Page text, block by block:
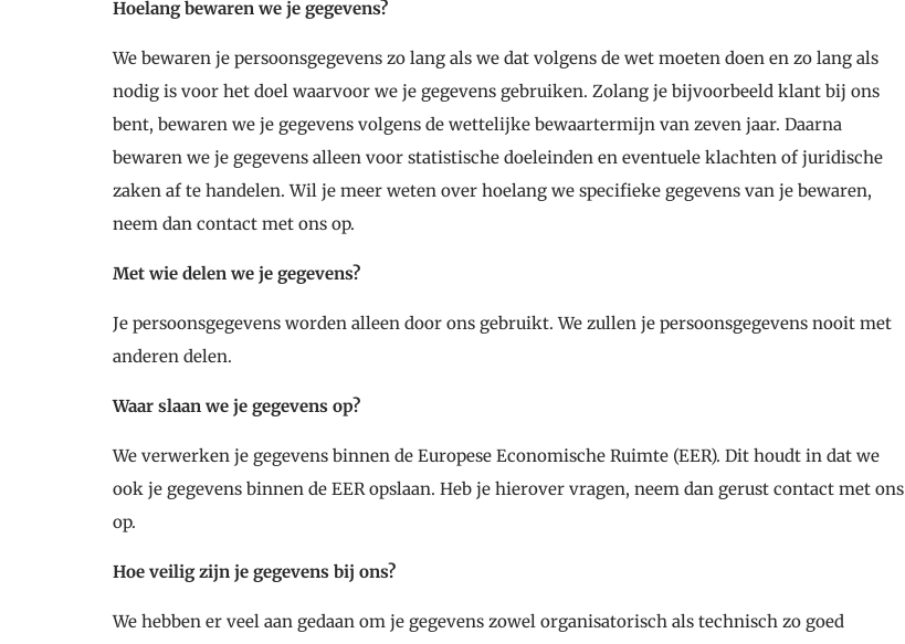
Hoelang bewaren we je gegevens?
We bewaren je persoonsgegevens zo lang als we dat volgens de wet moeten doen en zo lang als
nodig is voor het doel waarvoor we je gegevens gebruiken. Zolang je bijvoorbeeld klant bij ons
bent, bewaren we je gegevens volgens de wettelijke bewaartermijn van zeven jaar. Daarna
bewaren we je gegevens alleen voor statistische doeleinden en eventuele klachten of juridische
zaken af te handelen. Wil je meer weten over hoelang we specifieke gegevens van je bewaren,
neem dan contact met ons op.
Met wie delen we je gegevens?
Je persoonsgegevens worden alleen door ons gebruikt. We zullen je persoonsgegevens nooit met
anderen delen.
Waar slaan we je gegevens op?
We verwerken je gegevens binnen de Europese Economische Ruimte (EER). Dit houdt in dat we
ook je gegevens binnen de EER opslaan. Heb je hierover vragen, neem dan gerust contact met ons
op.
Hoe veilig zijn je gegevens bij ons?
We hebben er veel aan gedaan om je gegevens zowel organisatorisch als technisch zo goed